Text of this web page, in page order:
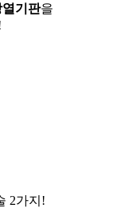
기판을
2가지!